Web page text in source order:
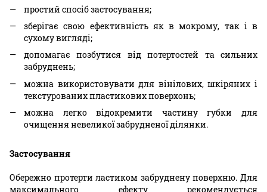
простий спосіб застосування;
зберігає свою ефективність як в мокрому, так і в
сухому вигляді;
допомагає позбутися від потертостей та сильних
забруднень;
можна використовувати для вінілових, шкіряних і
текстурованих пластикових поверхонь;
можна легко відокремити частину губки для
очищення невеликої забрудненої ділянки.
Застосування
Обережно протерти ластиком забруднену поверхню. Для
максимального ефекту рекомендується